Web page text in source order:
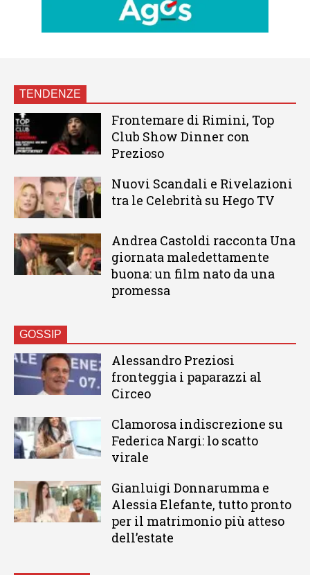
TENDENZE
Frontemare di Rimini, Top
Club Show Dinner con
Prezioso
Nuovi Scandali e Rivelazioni
tra le Celebrità su Hego TV
Andrea Castoldi racconta Una
giornata maledettamente
buona: un film nato da una
promessa
GOSSIP
Alessandro Preziosi
fronteggia i paparazzi al
Circeo
Clamorosa indiscrezione su
Federica Nargi: lo scatto
virale
Gianluigi Donnarumma e
Alessia Elefante, tutto pronto
per il matrimonio più atteso
dell’estate